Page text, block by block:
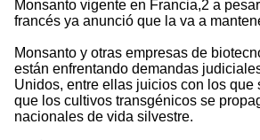
Monsanto vigente en Francia,2 a
francés ya anunció que la va a
Monsanto y otras empresas de
están enfrentando demandas
Unidos, entre ellas juicios con los que
que los cultivos transgénicos se
nacionales de vida silvestre.